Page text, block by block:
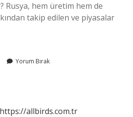
Rusya, hem üretim hem de
takip edilen ve piyasalar
Yorum Bırak
https://allbirds.com.tr